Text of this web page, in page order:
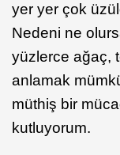
yer yer çok
Nedeni ne
yüzlerce ağaç,
anlamak
müthiş bir
kutluyorum.